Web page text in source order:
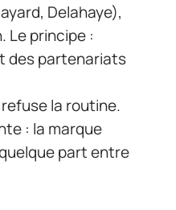
Delahaye),
Le principe :
des partenariats
la routine.
: la marque
part entre